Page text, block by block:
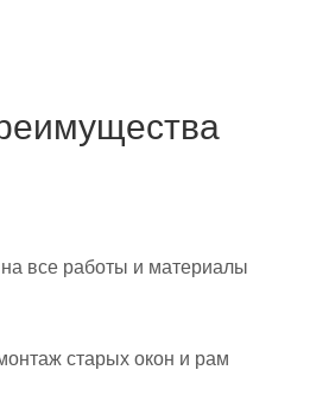
все работы и материалы
старых окон и рам